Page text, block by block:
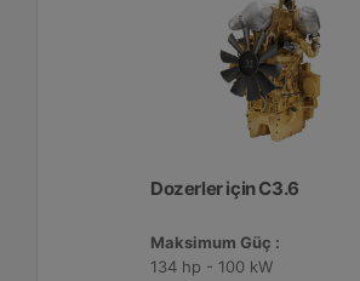
Dozerler için C3.6
Maksimum Güç :
134 hp - 100 kW